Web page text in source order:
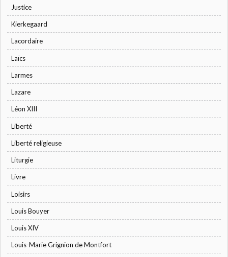
Justice
Kierkegaard
Lacordaire
Laïcs
Larmes
Lazare
Léon XIII
Liberté
Liberté religieuse
Liturgie
Livre
Loisirs
Louis Bouyer
Louis XIV
Louis-Marie Grignion de Montfort